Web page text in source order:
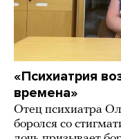
«Психиатрия
времена»
Отец психиатра
боролся со